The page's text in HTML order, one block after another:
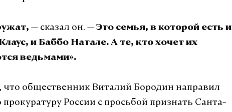
— сказал он. — Это семья, в которой есть и
и Баббо Натале. А те, кто хочет их
ведьмами».
что общественник Виталий Бородин направил
прокуратуру России с просьбой признать Санта-